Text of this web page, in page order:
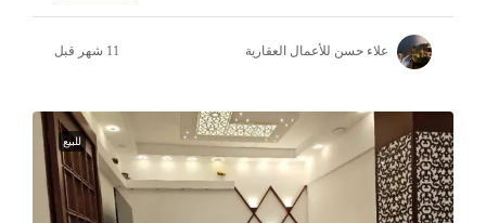
علاء حسن للأعمال العقارية
للبيع